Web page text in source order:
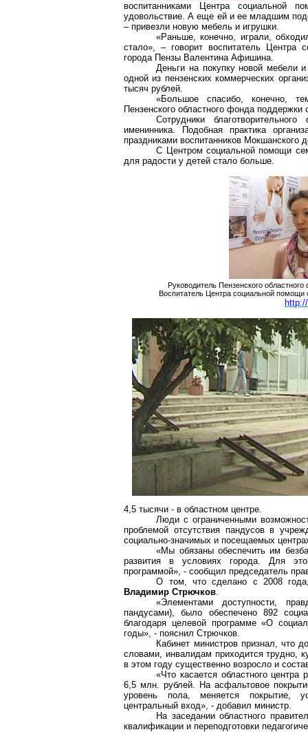
воспитанниками Центра
удовольствие. А еще ей и ее младшим
– привезли новую мебель и игрушки.
«Раньше, конечно, играли,
стало», – говорит воспитатель Центра
города Пензы Валентина Афишина.
Деньги на покупку новой мебели
одной из пензенских коммерческих
тысяч рублей.
«Большое спасибо, конечно,
Пензенского областного фонда
Сотрудники
именинника. Подобная практика
праздниками воспитанников Мокшанского
С Центром социальной помощи
для радости у детей стало больше.
Руководитель Пензенского
Воспитатель Центра социальной
4,5 тысячи - в областном центре.
Люди с ограниченными
проблемой отсутствия пандусов в
социально-значимых и посещаемых
«Мы обязаны обеспечить им
развития в условиях города. Для
программой», - сообщил председатель
О том, что сделано с 2008 года,
Владимир Стрючков.
«Элементами доступности,
пандусами), было обеспечено 892
благодаря целевой программе «О
годы», - пояснил Стрючков.
Кабинет министров признал, что
словами, инвалидам приходится трудно,
в этом году существенно возросло и
«Что касается областного
6,5 млн. рублей. На асфальтовое
уровень пола, меняется покрытие,
центральный вход», - добавил министр.
На заседании областного
квалификации и переподготовки